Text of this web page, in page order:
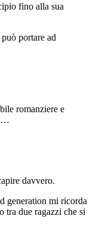
fino alla sua
può portare ad
romanziere e
davvero.
generation mi ricorda
tra due ragazzi che si